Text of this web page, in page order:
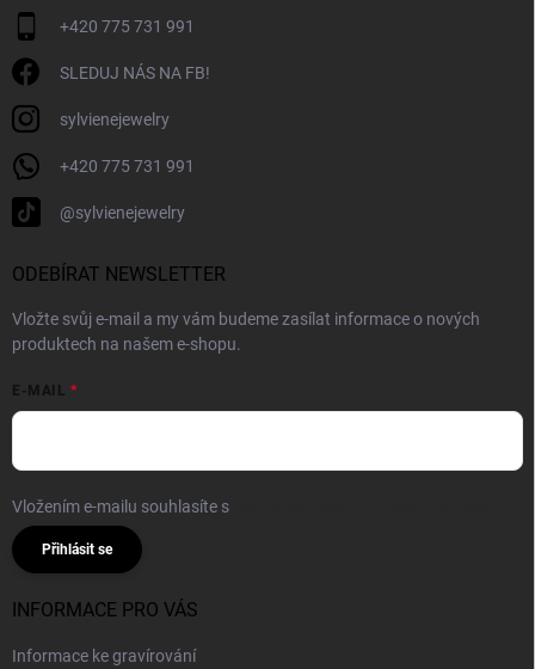
+420 775 731 991
SLEDUJ NÁS NA FB!
sylvienejewelry
+420 775 731 991
@sylvienejewelry
ODEBÍRAT NEWSLETTER
Vložte svůj e-mail a my vám budeme zasílat informace o nových
produktech na našem e-shopu.
E-MAIL
Vložením e-mailu souhlasíte s
Přihlásit se
INFORMACE PRO VÁS
Informace ke gravírování